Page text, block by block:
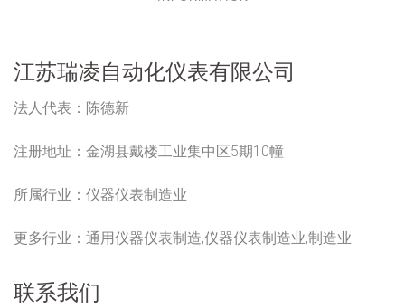
江苏瑞凌自动化仪表有限公司
法人代表： 陈德新
注册地址： 金湖县戴楼工业集中区5期10幢
所属行业： 仪器仪表制造业
更多行业： 通用仪器仪表制造,仪器仪表制造业,制造业
联系我们